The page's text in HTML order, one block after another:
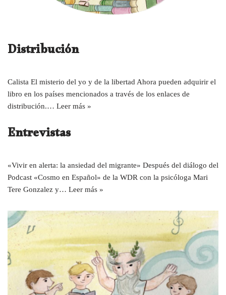
Distribución
Calista El misterio del yo y de la libertad Ahora pueden adquirir el
libro en los países mencionados a través de los enlaces de
distribución.… Leer más »
Entrevistas
«Vivir en alerta: la ansiedad del migrante» Después del diálogo del
Podcast «Cosmo en Español» de la WDR con la psicóloga Mari
Tere Gonzalez y… Leer más »